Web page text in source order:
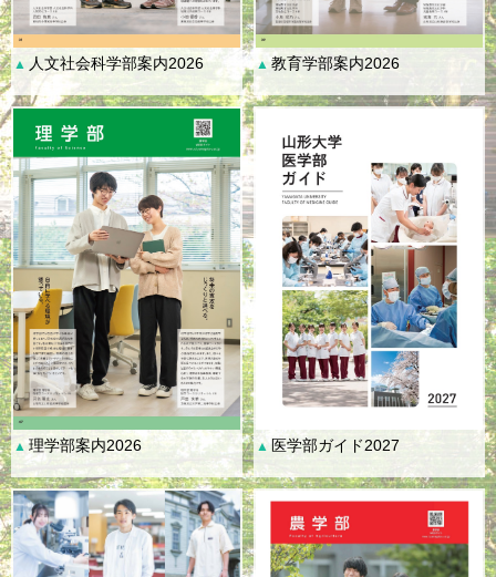
▲ 人文社会科学部案内2026 ▲ 教育学部案内2026
▲理学部案内2026 ▲ 医学部ガイド2027